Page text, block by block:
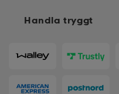
Handla tryggt